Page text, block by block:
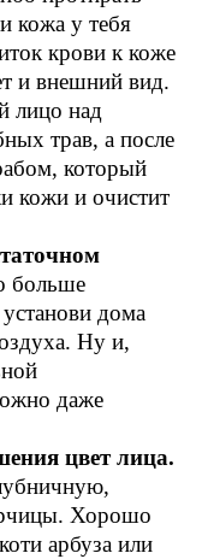
кожа у тебя
крови к коже
и внешний вид.
лицо над
трав, а после
который
кожи и очистит
больше
дома
Ну и,
даже
цвет лица.
Хорошо
арбуза или